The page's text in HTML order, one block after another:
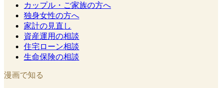
カップル・ご家族の方へ
独身女性の方へ
家計の見直し
資産運用の相談
住宅ローン相談
生命保険の相談
漫画で知る